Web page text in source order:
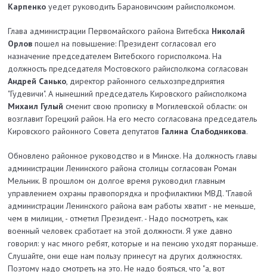
Карпенко уедет руководить Барановичским райисполкомом.
Глава администрации Первомайского района Витебска Николай
Орлов пошел на повышение: Президент согласовал его
назначение председателем Витебского горисполкома. На
должность председателя Мостовского райисполкома согласован
Андрей Санько, директор районного сельхозпредприятия
"Гудевичи". А нынешний председатель Кировского райисполкома
Михаил Гулый сменит свою прописку в Могилевской области: он
возглавит Горецкий район. На его место согласована председатель
Кировского районного Совета депутатов Галина Слабодникова.
Обновлено районное руководство и в Минске. На должность главы
администрации Ленинского района столицы согласован Роман
Мельник. В прошлом он долгое время руководил главным
управлением охраны правопорядка и профилактики МВД. "Главой
администрации Ленинского района вам работы хватит - не меньше,
чем в милиции, - отметил Президент. - Надо посмотреть, как
военный человек сработает на этой должности. Я уже давно
говорил: у нас много ребят, которые и на пенсию уходят пораньше.
Слушайте, они еще нам пользу принесут на других должностях.
Поэтому надо смотреть на это. Не надо бояться, что "а, вот